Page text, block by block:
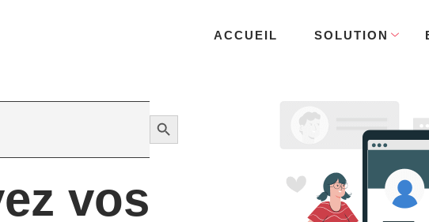
ACCUEIL SOLUTION
Search Button
vos